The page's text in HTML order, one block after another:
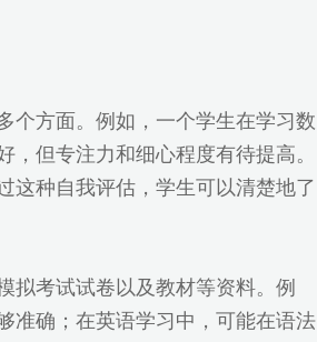
个方面。例如，一个学生在学习数
但专注力和细心程度有待提高。
这种自我评估，学生可以清楚地了
拟考试试卷以及教材等资料。例
准确；在英语学习中，可能在语法